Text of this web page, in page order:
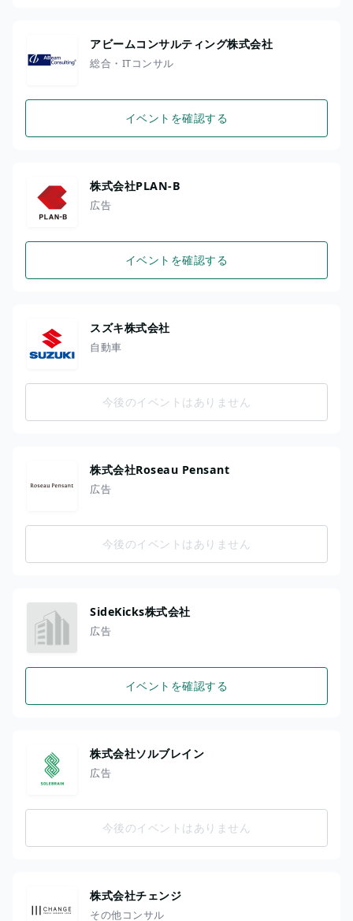
アビームコンサルティング株式会社
総合・ITコンサル
イベントを確認する
株式会社PLAN-B
広告
イベントを確認する
スズキ株式会社
自動車
今後のイベントはありません
株式会社Roseau Pensant
広告
今後のイベントはありません
SideKicks株式会社
広告
イベントを確認する
株式会社ソルブレイン
広告
今後のイベントはありません
株式会社チェンジ
その他コンサル